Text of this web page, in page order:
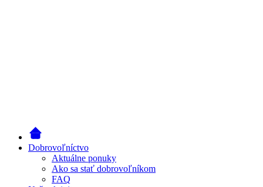
Dobrovoľníctvo
Aktuálne ponuky
Ako sa stať dobrovoľníkom
FAQ